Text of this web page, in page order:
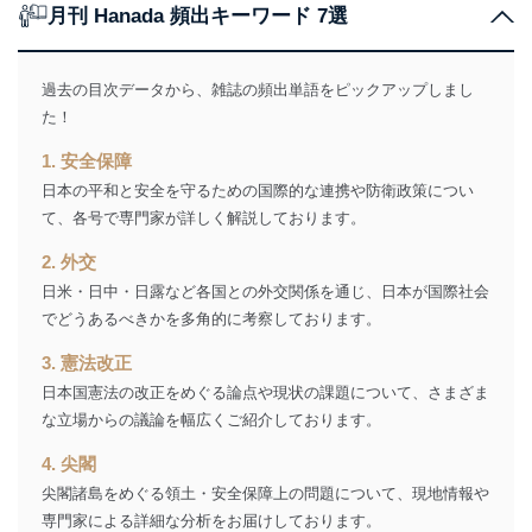
ス、キャンペーン等の広告に関す
採用応募者の方の
個人情報
当社の従業者の個
人事、総務などの雇用管理等のた
パートナー（提携
企業）からの委託
により当社の
定期購読サービス
個人情報
た商品の発売元企業からのｅメー
ル等による商品、
7 トに登録された方
の個人情報
当社のサービス利用状況の把握お
よびその分析のため
お問い合わせ対応、トラブル対
その他当社のプライバシーポリシ
ー等にて公表する利用目的達成の
※上記の利用目的のうちNo.1～5については保有個人デ
ータ（開示対象個人情報）の利用目的であり、下記4.の
開示等のご請求に対応させていただきます。
月刊 Hanada 頻出キーワード 7選
過去の目次データから、雑誌の頻出単語をピックアップしまし
た！
1. 安全保障
日本の平和と安全を守るための国際的な連携や防衛政策につい
て、各号で専門家が詳しく解説しております。
2. 外交
日米・日中・日露など各国との外交関係を通じ、日本が国際社会
でどうあるべきかを多角的に考察しております。
3. 憲法改正
日本国憲法の改正をめぐる論点や現状の課題について、さまざま
な立場からの議論を幅広くご紹介しております。
4. 尖閣
尖閣諸島をめぐる領土・安全保障上の問題について、現地情報や
専門家による詳細な分析をお届けしております。